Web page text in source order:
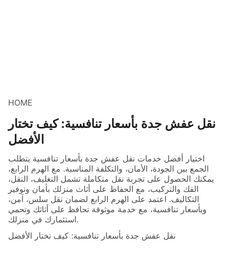
HOME
نقل عفش جدة بأسعار تنافسية: كيف تختار
الأفضل
اختيار أفضل خدمات نقل عفش جدة بأسعار تنافسية يتطلب
الجمع بين الجودة، الأمان، والتكلفة المناسبة. مع الهرم الرابع،
يمكنك الحصول على تجربة نقل متكاملة تشمل التغليف، النقل،
الفك والتركيب، مع الحفاظ على أثاث منزلك بأمان وتوفير
التكاليف. اعتمد على الهرم الرابع لضمان نقل سلس، آمن،
وبأسعار تنافسية، مع خدمة موثوقة تحافظ على أثاثك وتحمي
استثمارك في منزلك.
نقل عفش جدة بأسعار تنافسية: كيف تختار الأفضل